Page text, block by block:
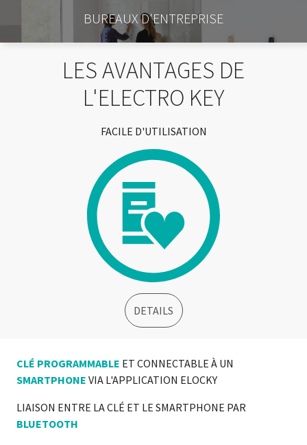
BUREAUX D'ENTREPRISE
LES AVANTAGES DE
L'ELECTRO KEY
FACILE D'UTILISATION
DETAILS
CLÉ PROGRAMMABLE ET CONNECTABLE À UN
SMARTPHONE VIA L'APPLICATION ELOCKY
LIAISON ENTRE LA CLÉ ET LE SMARTPHONE PAR
BLUETOOTH